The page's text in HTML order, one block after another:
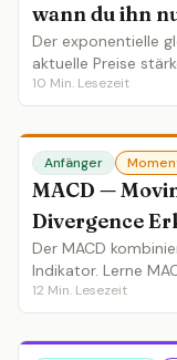
wann du ihn
Der exponentielle
aktuelle Preise
Lerne EMA-
Setups und wann
10 Min. Lesezeit
Anfänger
MACD —
Divergence
Der MACD
Indikator. Lerne
Crossovers,
Strategien.
12 Min. Lesezeit